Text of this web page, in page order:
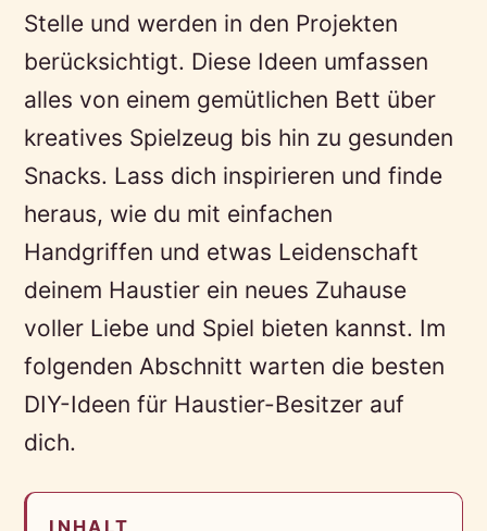
Stelle und werden in den Projekten
berücksichtigt. Diese Ideen umfassen
alles von einem gemütlichen Bett über
kreatives Spielzeug bis hin zu gesunden
Snacks. Lass dich inspirieren und finde
heraus, wie du mit einfachen
Handgriffen und etwas Leidenschaft
deinem Haustier ein neues Zuhause
voller Liebe und Spiel bieten kannst. Im
folgenden Abschnitt warten die besten
DIY-Ideen für Haustier-Besitzer auf
dich.
INHALT